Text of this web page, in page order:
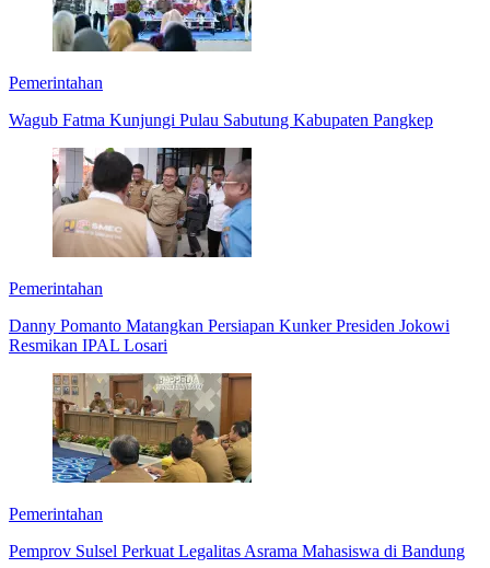
Pemerintahan
Wagub Fatma Kunjungi Pulau Sabutung Kabupaten Pangkep
Pemerintahan
Danny Pomanto Matangkan Persiapan Kunker Presiden Jokowi
Resmikan IPAL Losari
Pemerintahan
Pemprov Sulsel Perkuat Legalitas Asrama Mahasiswa di Bandung